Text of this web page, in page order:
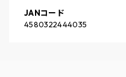
JANコード
4580322444035